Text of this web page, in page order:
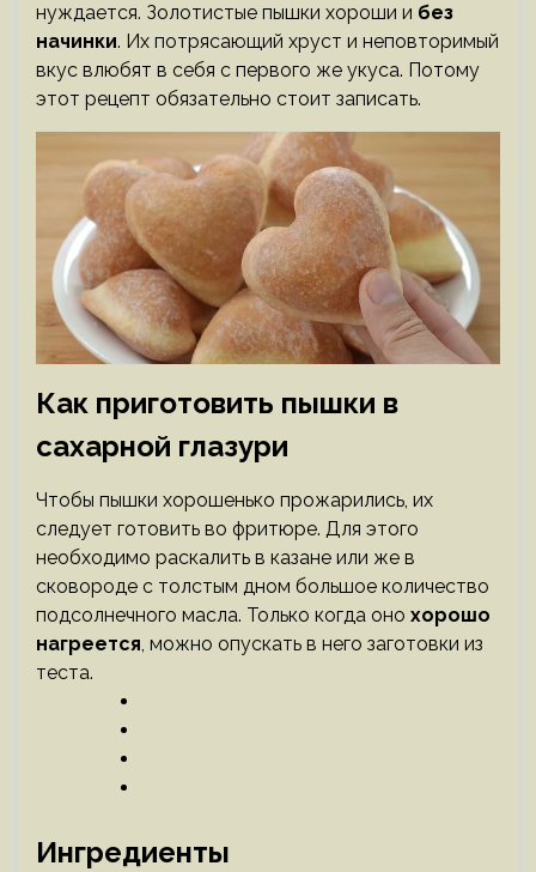
нуждается. Золотистые пышки хороши и без
начинки. Их потрясающий хруст и неповторимый
вкус влюбят в себя с первого же укуса. Потому
этот рецепт обязательно стоит записать.
Как приготовить пышки в
сахарной глазури
Чтобы пышки хорошенько прожарились, их
следует готовить во фритюре. Для этого
необходимо раскалить в казане или же в
сковороде с толстым дном большое количество
подсолнечного масла. Только когда оно хорошо
нагреется, можно опускать в него заготовки из
теста.
Ингредиенты